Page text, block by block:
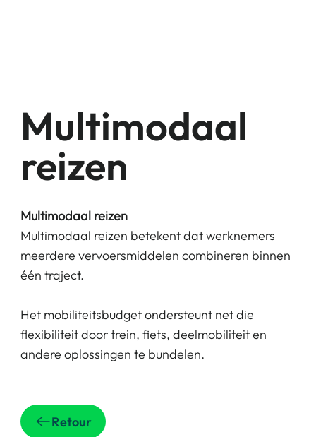
Multimodaal reizen
Multimodaal reizen betekent dat werknemers
meerdere vervoersmiddelen combineren binnen
één traject.
Het mobiliteitsbudget ondersteunt net die
flexibiliteit door trein, fiets, deelmobiliteit en
andere oplossingen te bundelen.
Multimodaal
reizen
Retour